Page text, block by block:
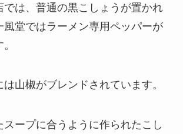
では、普通の黒こしょうが置かれ
風堂ではラーメン専用ペッパーが
山椒がブレンドされています。
スープに合うように作られたこし